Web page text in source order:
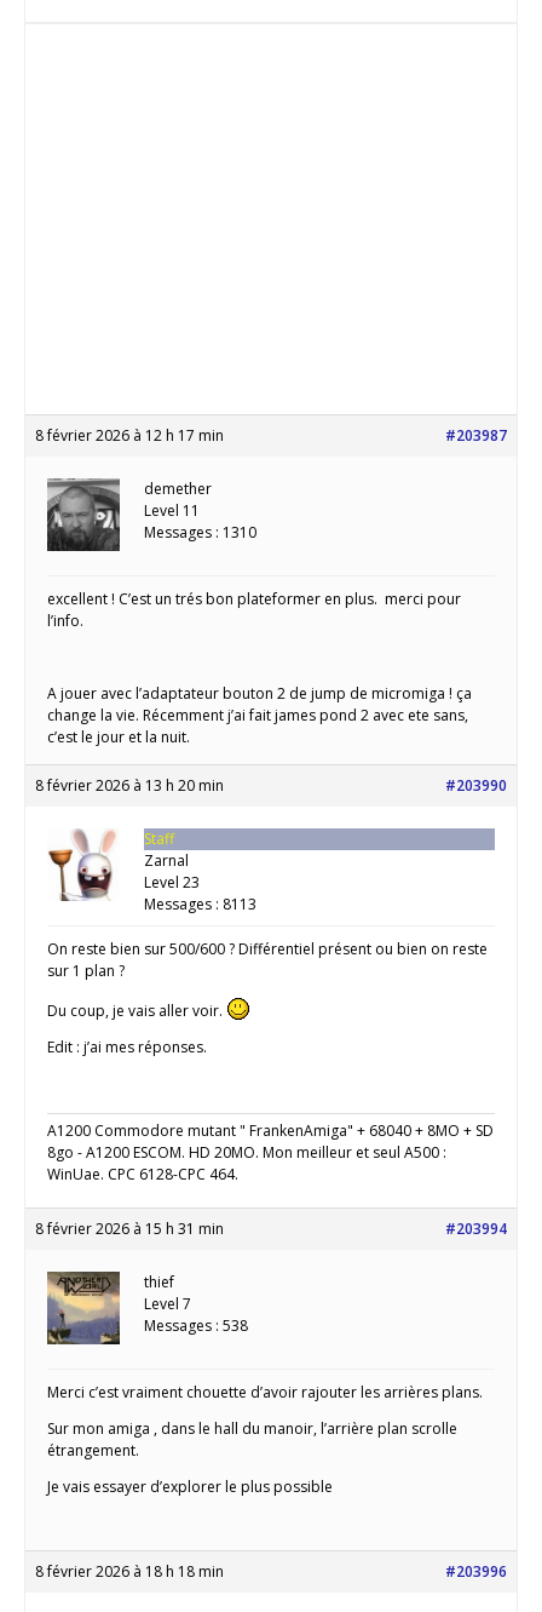
8 février 2026 à 12 h 17 min #203987
demether
Level 11
Messages : 1310
excellent ! C’est un trés bon plateformer en plus. merci pour
l’info.
A jouer avec l’adaptateur bouton 2 de jump de micromiga ! ça
change la vie. Récemment j’ai fait james pond 2 avec ete sans,
c’est le jour et la nuit.
8 février 2026 à 13 h 20 min #203990
Staff
Zarnal
Level 23
Messages : 8113
On reste bien sur 500/600 ? Différentiel présent ou bien on reste
sur 1 plan ?
Du coup, je vais aller voir.
Edit : j’ai mes réponses.
A1200 Commodore mutant " FrankenAmiga" + 68040 + 8MO + SD
8go - A1200 ESCOM. HD 20MO. Mon meilleur et seul A500 :
WinUae. CPC 6128-CPC 464.
8 février 2026 à 15 h 31 min #203994
thief
Level 7
Messages : 538
Merci c’est vraiment chouette d’avoir rajouter les arrières plans.
Sur mon amiga , dans le hall du manoir, l’arrière plan scrolle
étrangement.
Je vais essayer d’explorer le plus possible
8 février 2026 à 18 h 18 min #203996